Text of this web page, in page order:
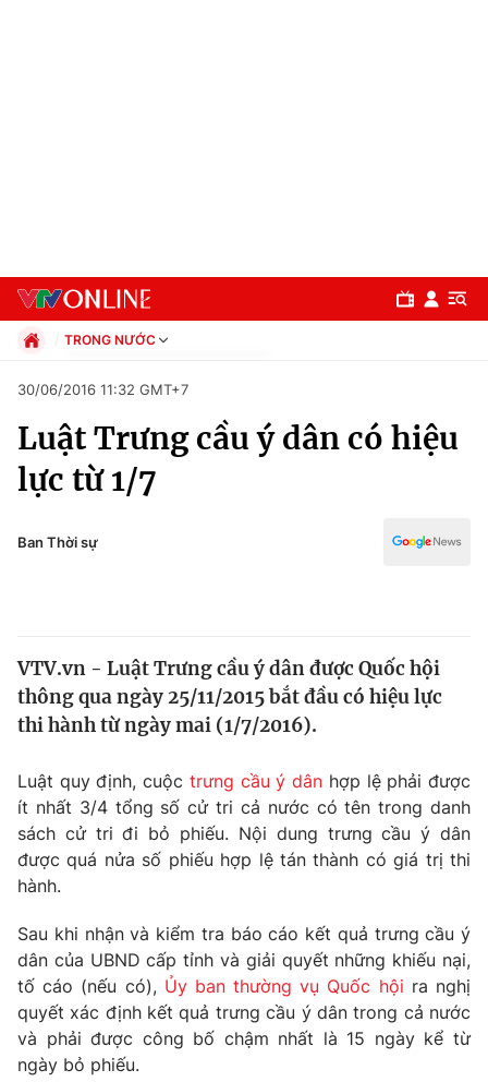
Chuyên mục
Chính trị
Y tế
Tin tức
Thế giới đó đây
Câu chuyện quốc tế
Kinh tế
Tài chính
Thị trường
Góc doanh nghiệp
Dữ liệu và đời sống
Truyền hình
Phim VTV
Hậu trường
Nhân vật
Giải trí
Điện ảnh
Đời sống
TRONG NƯỚC
Xã hội
Pháp luật
Thể thao
Văn hóa - Giải trí
Giáo dục
30/06/2016 11:32 GMT+7
Luật Trưng cầu ý dân có hiệu
lực từ 1/7
Ban Thời sự
VTV.vn - Luật Trưng cầu ý dân được Quốc hội
thông qua ngày 25/11/2015 bắt đầu có hiệu lực
thi hành từ ngày mai (1/7/2016).
Luật quy định, cuộc trưng cầu ý dân hợp lệ phải được
ít nhất 3/4 tổng số cử tri cả nước có tên trong danh
sách cử tri đi bỏ phiếu. Nội dung trưng cầu ý dân
được quá nửa số phiếu hợp lệ tán thành có giá trị thi
hành.
Sau khi nhận và kiểm tra báo cáo kết quả trưng cầu ý
dân của UBND cấp tỉnh và giải quyết những khiếu nại,
tố cáo (nếu có), Ủy ban thường vụ Quốc hội ra nghị
quyết xác định kết quả trưng cầu ý dân trong cả nước
và phải được công bố chậm nhất là 15 ngày kể từ
ngày bỏ phiếu.